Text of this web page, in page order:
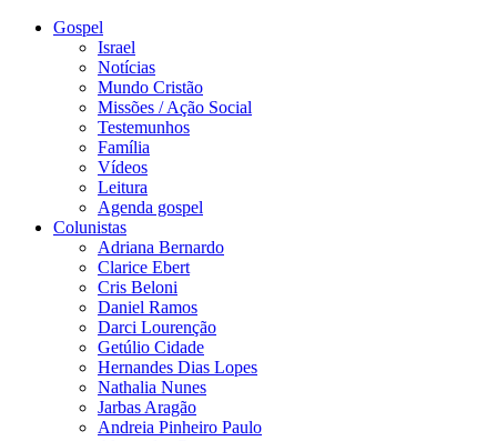
Gospel
Israel
Notícias
Mundo Cristão
Missões / Ação Social
Testemunhos
Família
Vídeos
Leitura
Agenda gospel
Colunistas
Adriana Bernardo
Clarice Ebert
Cris Beloni
Daniel Ramos
Darci Lourenção
Getúlio Cidade
Hernandes Dias Lopes
Nathalia Nunes
Jarbas Aragão
Andreia Pinheiro Paulo